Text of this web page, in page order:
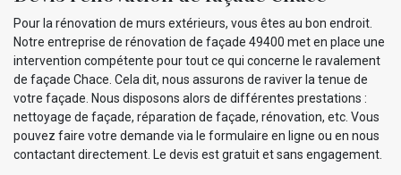
Pour la rénovation de murs extérieurs, vous êtes au bon endroit.
Notre entreprise de rénovation de façade 49400 met en place une
intervention compétente pour tout ce qui concerne le ravalement
de façade Chace. Cela dit, nous assurons de raviver la tenue de
votre façade. Nous disposons alors de différentes prestations :
nettoyage de façade, réparation de façade, rénovation, etc. Vous
pouvez faire votre demande via le formulaire en ligne ou en nous
contactant directement. Le devis est gratuit et sans engagement.